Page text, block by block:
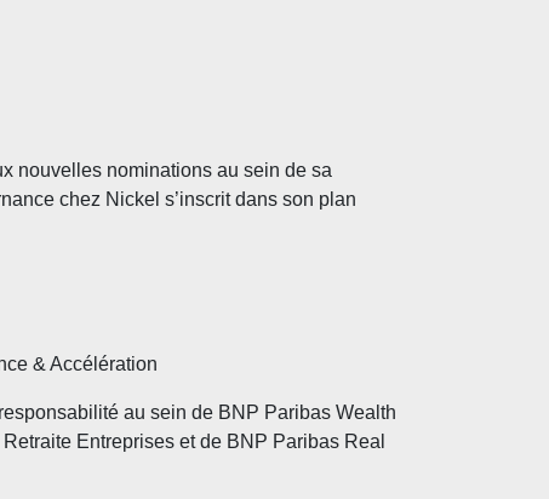
nouvelles nominations au sein de sa
chez Nickel s’inscrit dans son plan
& Accélération
au sein de BNP Paribas Wealth
Entreprises et de BNP Paribas Real